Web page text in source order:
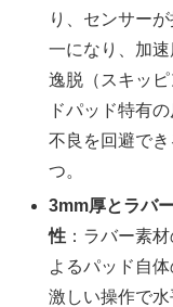
り、センサー
一になり、加
逸脱（スキッ
ドパッド特有
不良を回避で
つ。
3mm厚とラバ
性 ：ラバー素
よるパッド自
激しい操作で